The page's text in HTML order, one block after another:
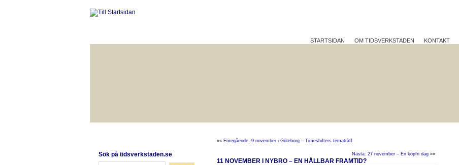
STARTSIDAN OM TIDSVERKSTADEN KONTAKT
Sök på tidsverkstaden.se
«« Föregående: 9 november i Göteborg – Timeshifters tematräff
Nästa: 27 november – En köpfri dag »»
11 NOVEMBER I NYBRO – EN HÅLLBAR FRAMTID?